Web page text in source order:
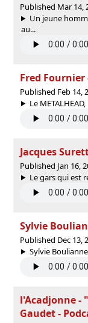
Published Mar 14,
Un jeune
au...
Fred Fournier
Published Feb 14,
Le
Jacques
Published Jan 16,
Le gars qui est
Sylvie
Published Dec 13,
Sylvie
l'Acadjonne -
Gaudet -